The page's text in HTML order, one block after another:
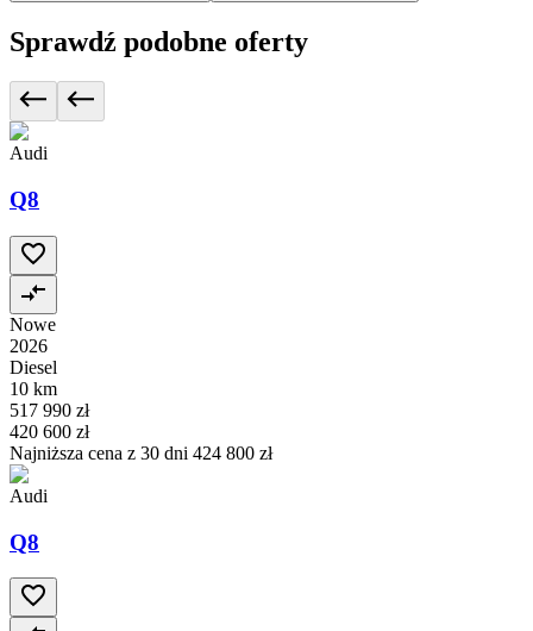
Sprawdź podobne oferty
Audi
Q8
Nowe
2026
Diesel
10 km
517 990 zł
420 600 zł
Najniższa cena z 30 dni 424 800 zł
Audi
Q8